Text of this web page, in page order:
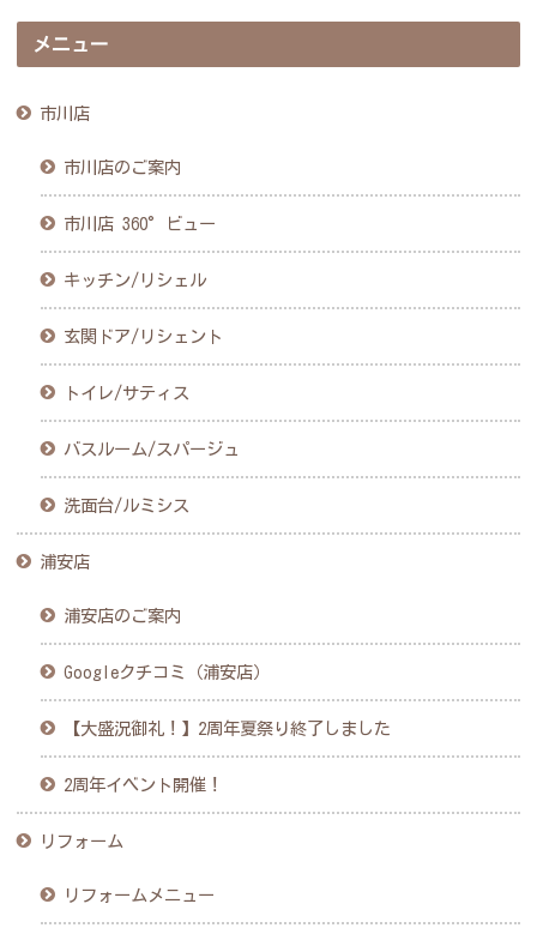
メニュー
市川店
市川店のご案内
市川店 360°ビュー
キッチン/リシェル
玄関ドア/リシェント
トイレ/サティス
バスルーム/スパージュ
洗面台/ルミシス
浦安店
浦安店のご案内
Googleクチコミ（浦安店）
【大盛況御礼！】2周年夏祭り終了しました
2周年イベント開催！
リフォーム
リフォームメニュー